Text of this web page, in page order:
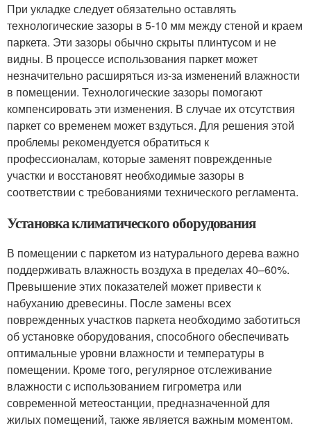
При укладке следует обязательно оставлять
технологические зазоры в 5-10 мм между стеной и краем
паркета. Эти зазоры обычно скрыты плинтусом и не
видны. В процессе использования паркет может
незначительно расширяться из-за изменений влажности
в помещении. Технологические зазоры помогают
компенсировать эти изменения. В случае их отсутствия
паркет со временем может вздуться. Для решения этой
проблемы рекомендуется обратиться к
профессионалам, которые заменят поврежденные
участки и восстановят необходимые зазоры в
соответствии с требованиями технического регламента.
Установка климатического оборудования
В помещении с паркетом из натурального дерева важно
поддерживать влажность воздуха в пределах 40–60%.
Превышение этих показателей может привести к
набуханию древесины. После замены всех
поврежденных участков паркета необходимо заботиться
об установке оборудования, способного обеспечивать
оптимальные уровни влажности и температуры в
помещении. Кроме того, регулярное отслеживание
влажности с использованием гигрометра или
современной метеостанции, предназначенной для
жилых помещений, также является важным моментом.